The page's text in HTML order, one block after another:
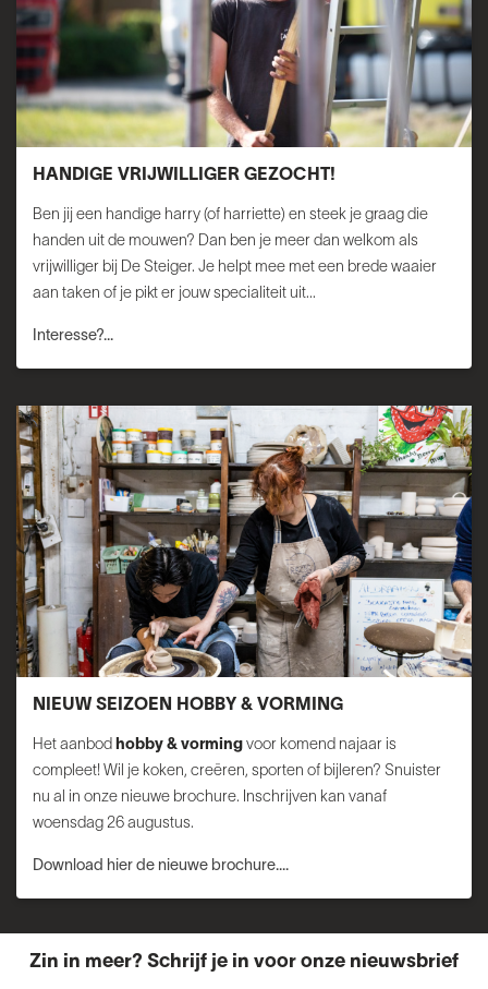
HANDIGE VRIJWILLIGER GEZOCHT!
Ben jij een handige harry (of harriette) en steek je graag die
handen uit de mouwen? Dan ben je meer dan welkom als
vrijwilliger bij De Steiger. Je helpt mee met een brede waaier
aan taken of je pikt er jouw specialiteit uit...
Interesse?...
NIEUW SEIZOEN HOBBY & VORMING
Het aanbod hobby & vorming voor komend najaar is
compleet! Wil je koken, creëren, sporten of bijleren? Snuister
nu al in onze nieuwe brochure. Inschrijven kan vanaf
woensdag 26 augustus.
Download hier de nieuwe brochure....
Zin in meer? Schrijf je in voor onze nieuwsbrief